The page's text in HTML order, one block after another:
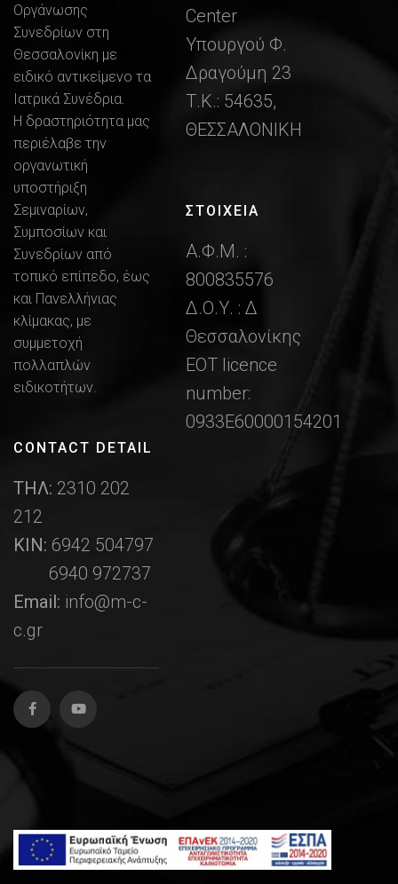
Οργάνωσης
Συνεδρίων στη
Θεσσαλονίκη με
ειδικό αντικείμενο τα
Ιατρικά Συνέδρια.
Η δραστηριότητα μας
περιέλαβε την
οργανωτική
υποστήριξη
Σεμιναρίων,
Συμποσίων και
Συνεδρίων από
τοπικό επίπεδο, έως
και Πανελλήνιας
κλίμακας, με
συμμετοχή
πολλαπλών
ειδικοτήτων.
CONTACT DETAIL
ΤΗΛ: 2310 202
212
ΚΙΝ: 6942 504797
6940 972737
Email: info@m-c-
c.gr
Center
Υπουργού Φ.
Δραγούμη 23
Τ.Κ.: 54635,
ΘΕΣΣΑΛΟΝΙΚΗ
ΣΤΟΙΧΕΙΑ
Α.Φ.Μ. :
800835576
Δ.Ο.Υ. : Δ
Θεσσαλονίκης
ΕΟΤ licence
number:
0933Ε60000154201